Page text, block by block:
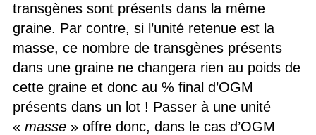
transgènes sont présents dans la même
graine. Par contre, si l’unité retenue est la
masse, ce nombre de transgènes présents
dans une graine ne changera rien au poids de
cette graine et donc au % final d’OGM
présents dans un lot ! Passer à une unité
« masse» offre donc, dans le cas d’OGM